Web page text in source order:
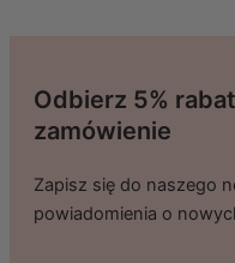
Odbierz 5%
zamówienie
Zapisz się do naszego
powiadomienia o